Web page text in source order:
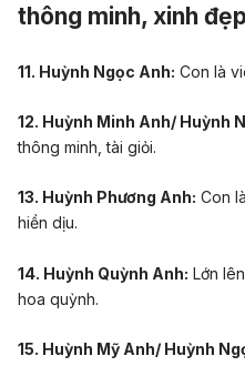
thông minh, xinh đẹp
11. Huỳnh Ngọc Anh: Con là
12. Huỳnh Minh Anh/ Huỳnh
thông minh, tài giỏi.
13. Huỳnh Phương Anh: Con
hiền dịu.
14. Huỳnh Quỳnh Anh: Lớn
hoa quỳnh.
15. Huỳnh Mỹ Anh/ Huỳnh